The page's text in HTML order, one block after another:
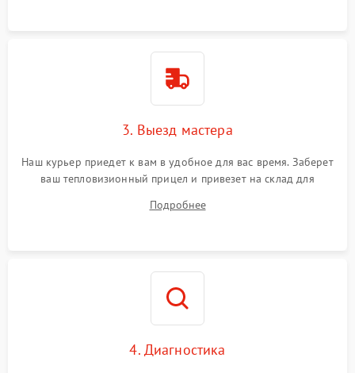
Поломка системы защиты
3. Выезд мастера
Наш курьер приедет к вам в удобное для вас время. Заберет
ваш тепловизионный прицел и привезет на склад для
Подробнее
4. Диагностика